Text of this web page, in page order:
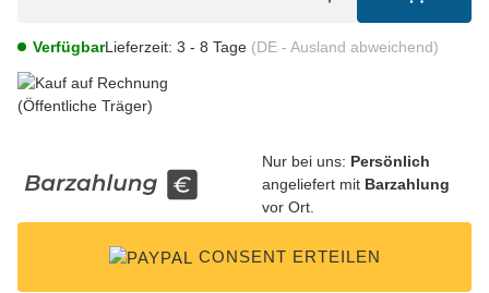
VerfügbarLieferzeit: 3 - 8 Tage (DE - Ausland abweichend)
Nur bei uns: Persönlich
angeliefert mit Barzahlung
vor Ort.
CONSENT ERTEILEN